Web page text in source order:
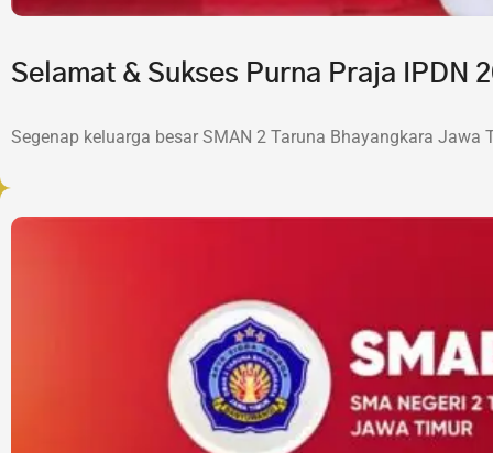
Selamat & Sukses Purna Praja IPDN
Segenap keluarga besar SMAN 2 Taruna Bhayangkara Jawa